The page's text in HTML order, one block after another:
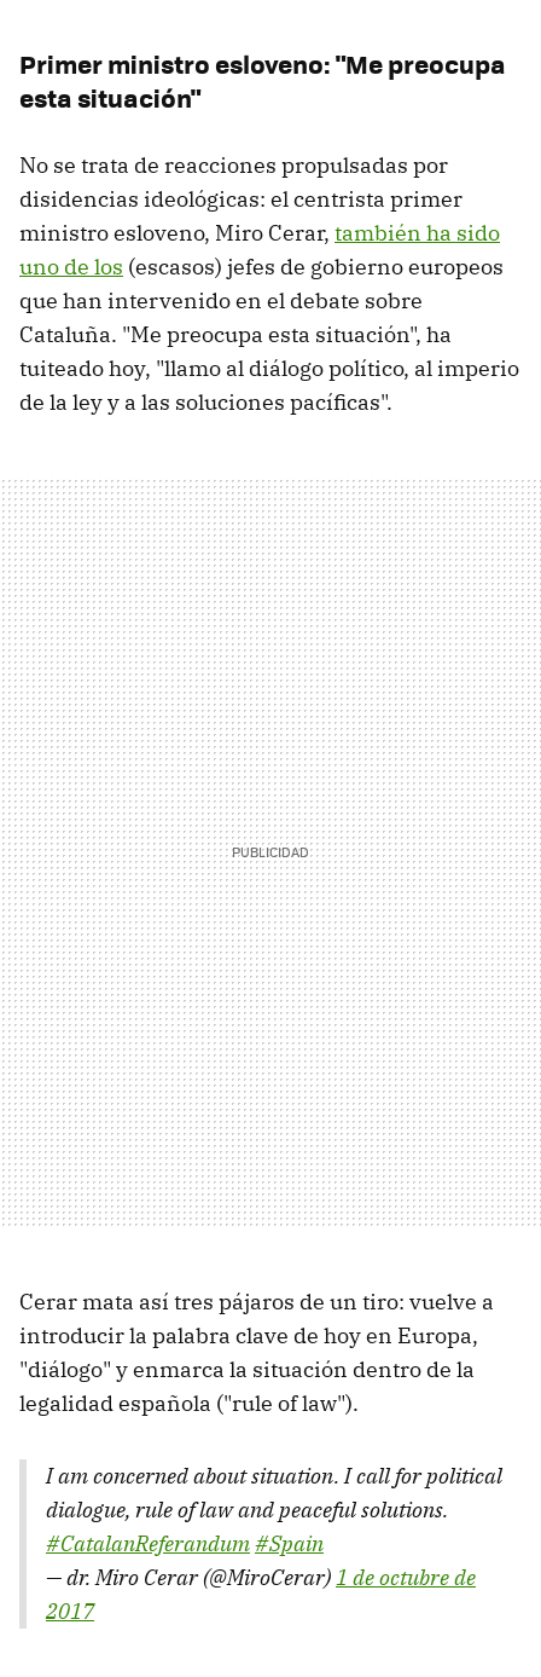
Primer ministro esloveno: "Me preocupa
esta situación"
No se trata de reacciones propulsadas por
disidencias ideológicas: el centrista primer
ministro esloveno, Miro Cerar, también ha sido
uno de los (escasos) jefes de gobierno europeos
que han intervenido en el debate sobre
Cataluña. "Me preocupa esta situación", ha
tuiteado hoy, "llamo al diálogo político, al imperio
de la ley y a las soluciones pacíficas".
Cerar mata así tres pájaros de un tiro: vuelve a
introducir la palabra clave de hoy en Europa,
"diálogo" y enmarca la situación dentro de la
legalidad española ("rule of law").
I am concerned about situation. I call for political
dialogue, rule of law and peaceful solutions.
#CatalanReferandum#Spain
— dr. Miro Cerar (@MiroCerar)1 de octubre de
2017